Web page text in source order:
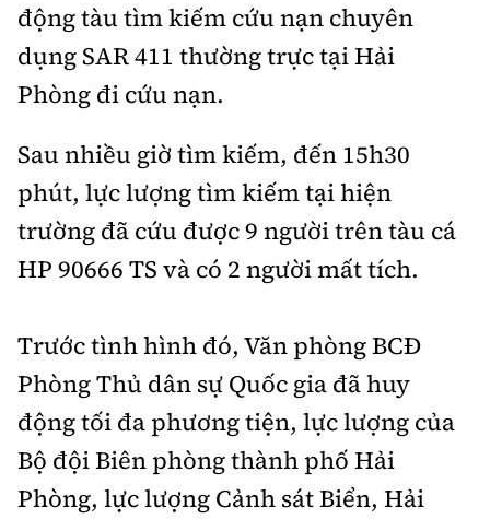
Thông tin tòa
soạn
động tàu tìm kiếm cứu nạn chuyên
dụng SAR 411 thường trực tại Hải
Phòng đi cứu nạn.
Sau nhiều giờ tìm kiếm, đến 15h30
phút, lực lượng tìm kiếm tại hiện
trường đã cứu được 9 người trên tàu cá
HP 90666 TS và có 2 người mất tích.
Trước tình hình đó, Văn phòng BCĐ
Phòng Thủ dân sự Quốc gia đã huy
động tối đa phương tiện, lực lượng của
Bộ đội Biên phòng thành phố Hải
Phòng, lực lượng Cảnh sát Biển, Hải